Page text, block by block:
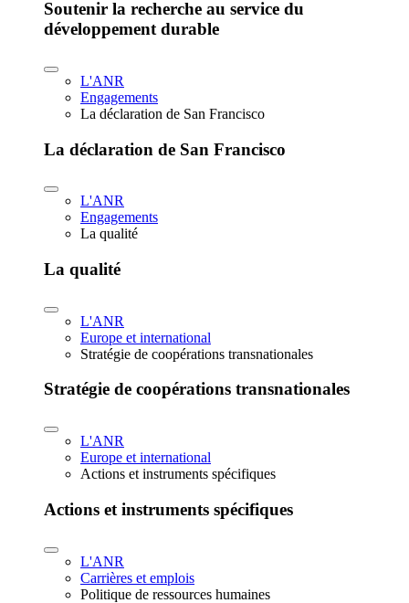
Soutenir la recherche au service du
développement durable
L'ANR
Engagements
La déclaration de San Francisco
La déclaration de San Francisco
L'ANR
Engagements
La qualité
La qualité
L'ANR
Europe et international
Stratégie de coopérations transnationales
Stratégie de coopérations transnationales
L'ANR
Europe et international
Actions et instruments spécifiques
Actions et instruments spécifiques
L'ANR
Carrières et emplois
Politique de ressources humaines